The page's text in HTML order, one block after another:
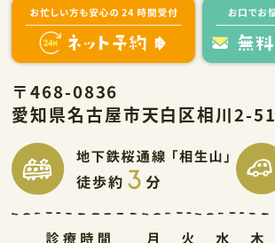
〒468-0836
愛知県名古屋市天白区相川2-51